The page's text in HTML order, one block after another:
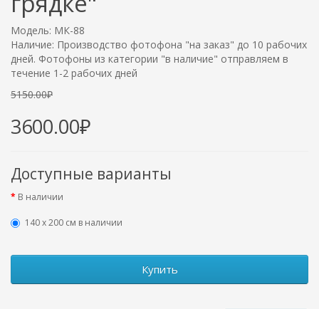
Модель: МК-88
Наличие: Производство фотофона "на заказ" до 10 рабочих
дней. Фотофоны из категории "в наличие" отправляем в
течение 1-2 рабочих дней
5150.00₽
3600.00₽
Доступные варианты
В наличии
140 х 200 см в наличии
Купить